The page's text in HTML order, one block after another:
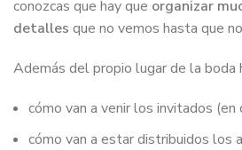
conozcas que hay que organizar
detalles que no vemos hasta que
Además del propio lugar de la boda
cómo van a venir los invitados
cómo van a estar distribuidos los